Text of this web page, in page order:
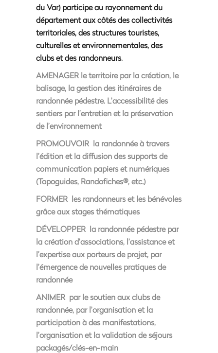
du Var) participe au rayonnement du
département aux côtés des collectivités
territoriales, des structures touristes,
culturelles et environnementales, des
clubs et des randonneurs.
AMENAGER le territoire par la création, le
balisage, la gestion des itinéraires de
randonnée pédestre. L’accessibilité des
sentiers par l’entretien et la préservation
de l’environnement
PROMOUVOIR la randonnée à travers
l’édition et la diffusion des supports de
communication papiers et numériques
(Topoguides, Randofiches®, etc.)
FORMER les randonneurs et les bénévoles
grâce aux stages thématiques
DÉVELOPPER la randonnée pédestre par
la création d’associations, l’assistance et
l’expertise aux porteurs de projet, par
l’émergence de nouvelles pratiques de
randonnée
ANIMER par le soutien aux clubs de
randonnée, par l’organisation et la
participation à des manifestations,
l’organisation et la validation de séjours
packagés/clés-en-main